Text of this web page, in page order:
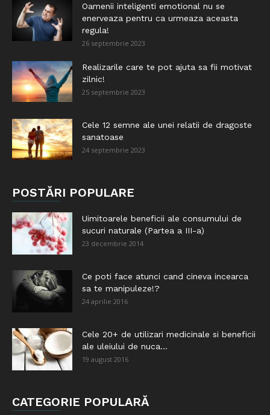
Oamenii inteligenti emotional nu se
enerveaza pentru ca urmeaza aceasta
regula!
26 septembrie 2023
Realizarile care te pot ajuta sa fii motivat
zilnic!
25 septembrie 2023
Cele 12 semne ale unei relatii de dragoste
sanatoase
24 septembrie 2023
POSTĂRI POPULARE
Uimitoarele beneficii ale consumului de
sucuri naturale (Partea a III-a)
23 decembrie 2014
Ce poti face atunci cand cineva incearca
sa te manipuleze!?
24 aprilie 2016
Cele 20+ de utilizari medicinale si beneficii
ale uleiului de nuca...
19 august 2016
CATEGORIE POPULARĂ